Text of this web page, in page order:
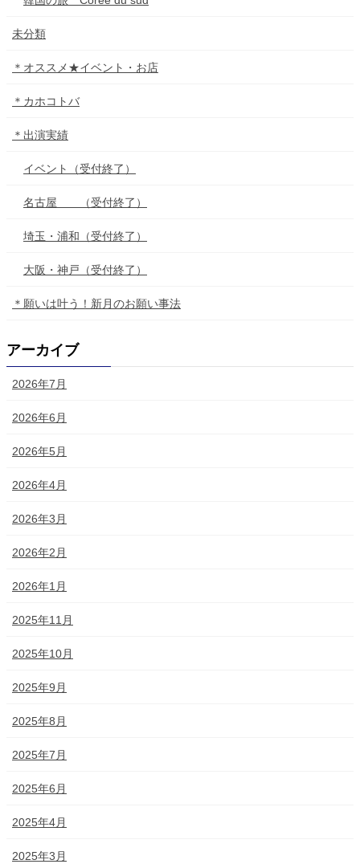
未分類
＊オススメ★イベント・お店
＊カホコトバ
＊出演実績
イベント（受付終了）
名古屋 （受付終了）
埼玉・浦和（受付終了）
大阪・神戸（受付終了）
＊願いは叶う！新月のお願い事法
アーカイブ
2026年7月
2026年6月
2026年5月
2026年4月
2026年3月
2026年2月
2026年1月
2025年11月
2025年10月
2025年9月
2025年8月
2025年7月
2025年6月
2025年4月
2025年3月